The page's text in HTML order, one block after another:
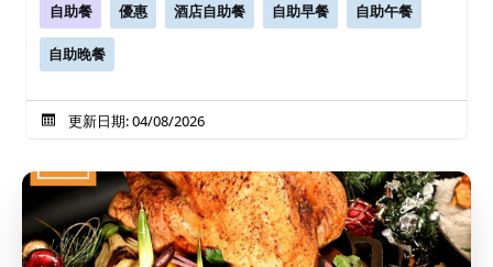
自助餐
優惠 酒店自助餐 自助早餐 自助午餐
自助晚餐
更新日期: 04/08/2026